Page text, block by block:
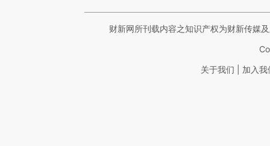
财新网所刊载内容之知识产权为财新传媒
关于我们 加入我